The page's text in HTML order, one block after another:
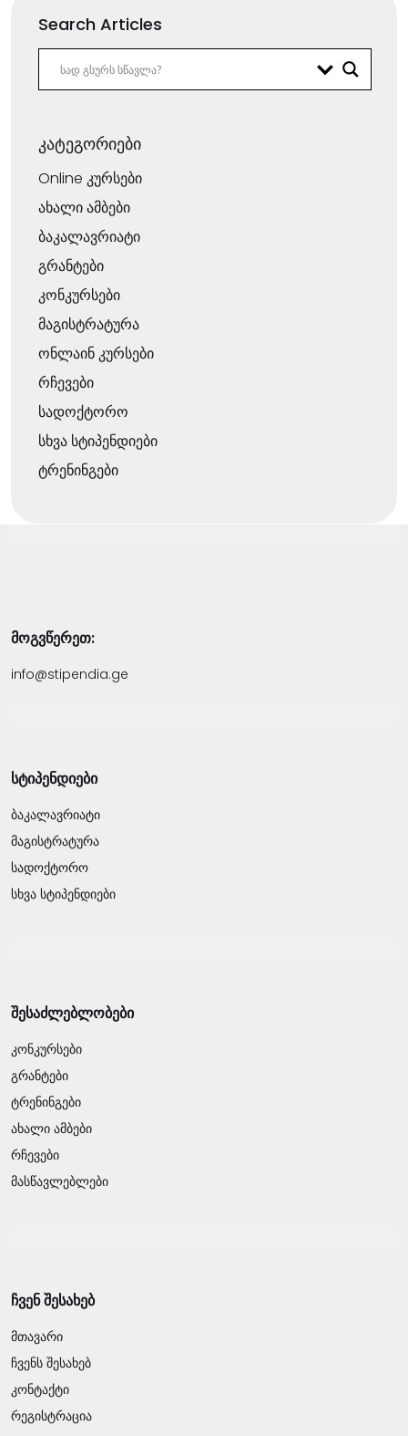
Search Articles
კატეგორიები
Online კურსები
ახალი ამბები
ბაკალავრიატი
გრანტები
კონკურსები
მაგისტრატურა
ონლაინ კურსები
რჩევები
სადოქტორო
სხვა სტიპენდიები
ტრენინგები
მოგვწერეთ:
info@stipendia.ge
სტიპენდიები
ბაკალავრიატი
მაგისტრატურა
სადოქტორო
სხვა სტიპენდიები
შესაძლებლობები
კონკურსები
გრანტები
ტრენინგები
ახალი ამბები
რჩევები
მასწავლებლები
ჩვენ შესახებ
მთავარი
ჩვენს შესახებ
კონტაქტი
რეგისტრაცია